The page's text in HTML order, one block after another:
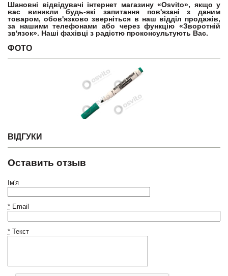
Шановні відвідувачі інтернет магазину «Osvito», якщо у
вас виникли будь-які запитання пов'язані з даним
товаром, обов'язково зверніться в наш відділ продажів,
за нашими телефонами або через функцію «Зворотній
зв'язок». Наші фахівці з радістю проконсультують Вас.
ФОТО
ВІДГУКИ
Оставить отзыв
Ім'я
* Email
* Текст